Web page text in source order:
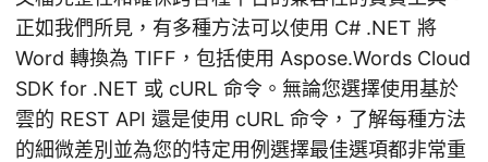
正如我們所見，有多種方法可以使用 C# .NET 將
Word 轉換為 TIFF，包括使用 Aspose.Words Cloud
SDK for .NET 或 cURL 命令。無論您選擇使用基於
雲的 REST API 還是使用 cURL 命令，了解每種方法
的細微差別並為您的特定用例選擇最佳選項都非常重